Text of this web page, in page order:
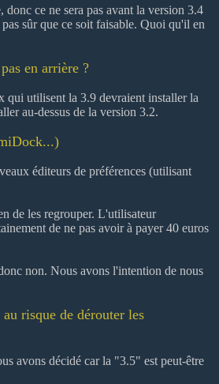
ce ne sera pas avant la version 3.4
sûr que ce soit faisable. Quoi qu'il en
en arrière ?
qui utilisent la 3.9 devraient installer la
au-dessus de la version 3.2.
éditeurs de préférences (utilisant
de les regrouper. L'utilisateur
de ne pas avoir à payer 40 euros
non. Nous avons l'intention de nous
risque de dérouter les
avons décidé car la "3.5" est peut-être